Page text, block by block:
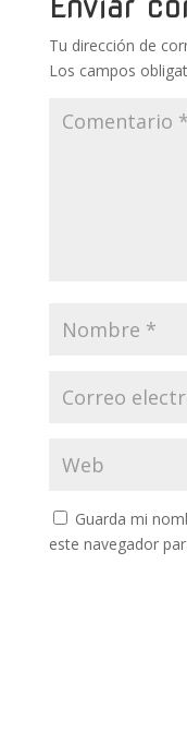
Tu dirección de
Los campos
Guarda mi
este navegador